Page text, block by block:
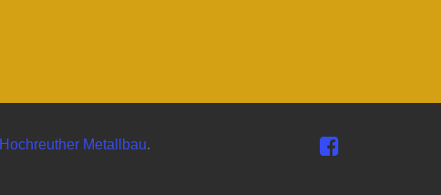
Hochreuther Metallbau.